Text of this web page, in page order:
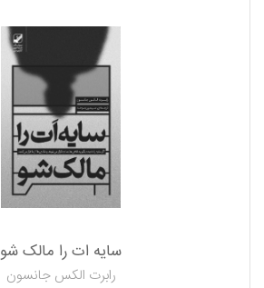
سایه ات را مالک شو
رابرت‌ الکس جانسون